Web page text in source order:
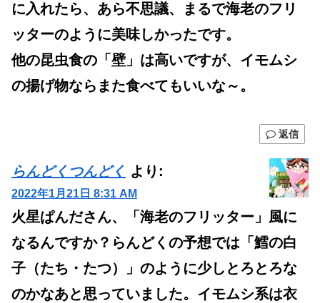
に入れたら、あら不思議、まるで海老のフリ
ッターのように美味しかったです。
他の昆虫食の「壁」は高いですが、イモムシ
の揚げ物ならまた食べてもいいな～。
返信
らんどくつんどく より:
2022年1月21日 8:31 AM
火星ぱんださん、「海老のフリッター」風に
なるんですか？らんどくの予想では「鱈の白
子（たち・たつ）」のように少しとろとろな
のかなあと思っていました。イモムシ系は衣